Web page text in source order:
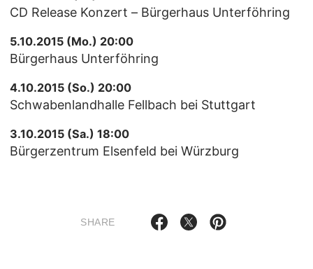
CD Release Konzert – Bürgerhaus Unterföhring
5.10.2015 (Mo.) 20:00
Bürgerhaus Unterföhring
4.10.2015 (So.) 20:00
Schwabenlandhalle Fellbach bei Stuttgart
3.10.2015 (Sa.) 18:00
Bürgerzentrum Elsenfeld bei Würzburg
SHARE